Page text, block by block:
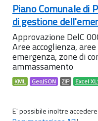
Piano Comunale di
di gestione
Approvazione DelC
Aree accoglienza,
emergenza, zone di
ammassamento
KML GeoJSON ZIP Excel
E' possibile inoltre